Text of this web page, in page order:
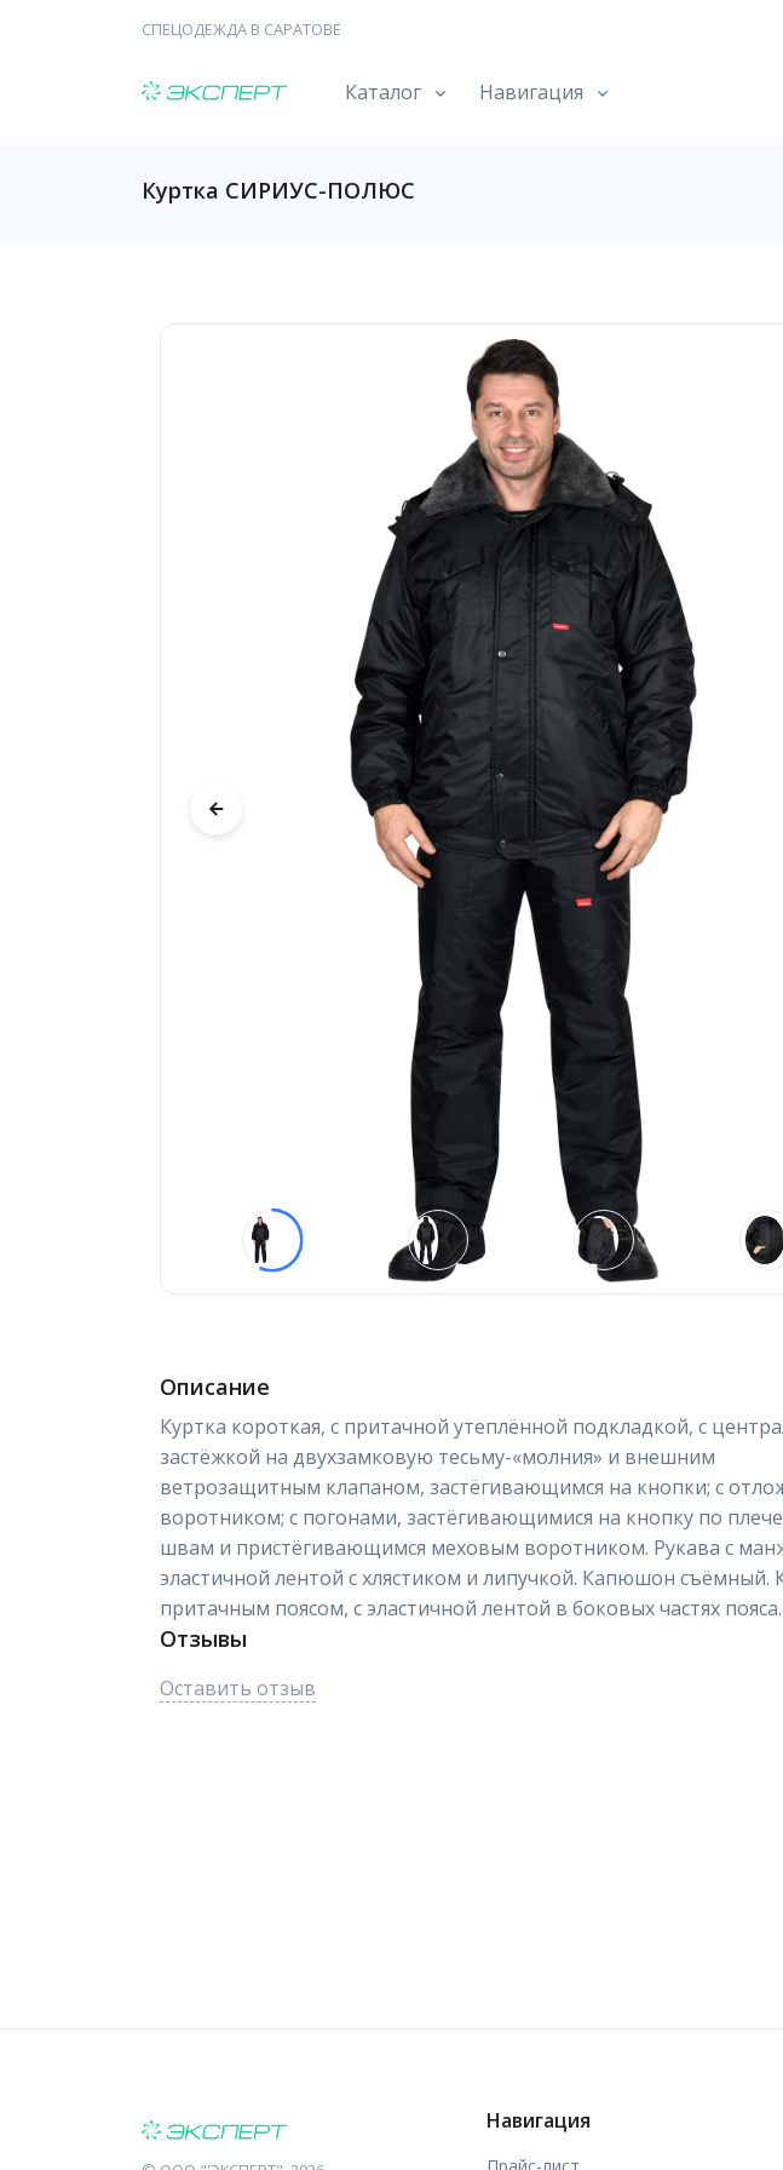
СПЕЦОДЕЖДА В САРАТОВЕ
Каталог Навигация
Куртка СИРИУС-ПОЛЮС
Описание
Куртка короткая, с притачной утеплённой подкладкой, с
застёжкой на двухзамковую тесьму-«молния» и внешним
ветрозащитным клапаном, застёгивающимся на кнопки; с
воротником; с погонами, застёгивающимися на кнопку по
швам и пристёгивающимся меховым воротником. Рукава с
эластичной лентой с хлястиком и липучкой. Капюшон съёмный.
притачным поясом, с эластичной лентой в боковых частях пояса.
Отзывы
Оставить отзыв
Навигация